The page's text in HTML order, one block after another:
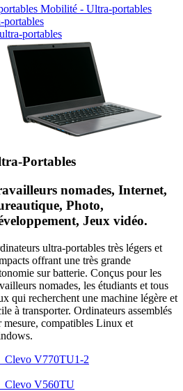
portables
Portables
nomades, Internet,
Photo,
Jeux vidéo.
ultra-portables très légers et
offrant une très grande
sur batterie. Conçus pour les
nomades, les étudiants et tous
qui recherchent une machine légère et
à transporter. Ordinateurs assemblés
mesure, compatibles Linux et
V770TU1-2
V560TU